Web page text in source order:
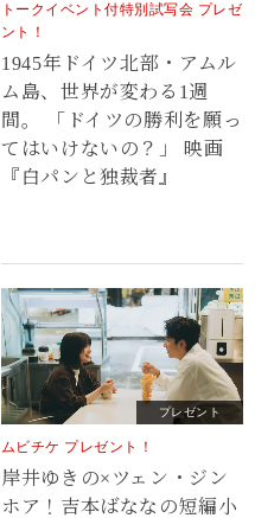
トークイベント付特別試写会 プレゼ
ント！
1945年ドイツ北部・アムル
ム島、世界が変わる1週
間。 「ドイツの勝利を願っ
てはいけないの？」 映画
『白パンと独裁者』
プレゼント
ムビチケ プレゼント！
岸井ゆきの×ツェン・ジン
ホア！吉本ばななの短編小